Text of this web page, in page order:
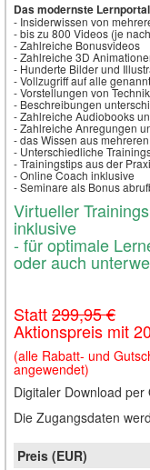
Das modernste
- Insiderwissen von
- bis zu 800 Videos (je
- Zahlreiche Bonusvideos
- Zahlreiche 3D
- Hunderte Bilder und
- Vollzugriff auf alle
- Vorstellungen von
- Beschreibungen
- Zahlreiche Audiobooks
- Zahlreiche Anregungen
- das Wissen aus
- Unterschiedliche
- Trainingstips aus der
- Online Coach inklusive
- Seminare als Bonus
Virtueller
inklusive
- für optimale
oder auch
Statt299,95 €
Aktionspreis mit
(alle Rabatt- und
angewendet)
Digitaler Download per
Die Zugangsdaten